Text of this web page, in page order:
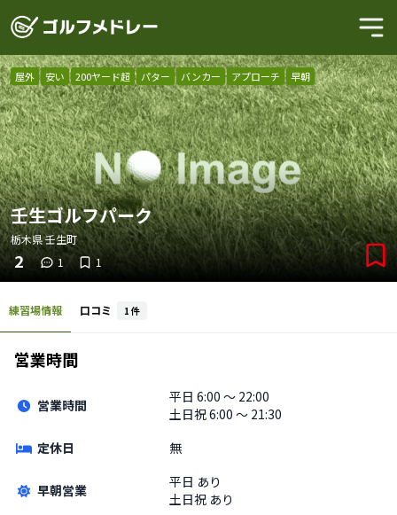
屋外 安い 200ヤード超 パター バンカー アプローチ 早朝
壬生ゴルフパーク
栃木県壬生町
2 1 1
練習場情報 口コミ 1 件
営業時間
営業時間 平日 6:00 〜 22:00
土日祝6:00 〜 21:30
定休日
無
早朝営業 平日 あり
土日祝 あり